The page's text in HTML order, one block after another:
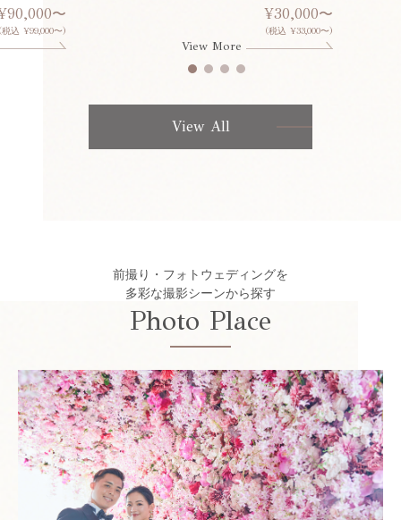
〜
(税込 ¥99,000〜)
¥30,000〜
(税込 ¥33,000〜)
View More
View All
前撮り・フォトウェディングを
多彩な撮影シーンから探す
Photo Place